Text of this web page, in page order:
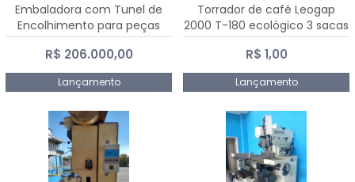
Embaladora com Tunel de
Encolhimento para peças
grandes portas janelas -
Dalmak
R$ 206.000,00
Lançamento
Torrador de café Leogap
2000 T-180 ecológico 3 sacas
de carga 540 kg/h
R$ 1,00
Lançamento